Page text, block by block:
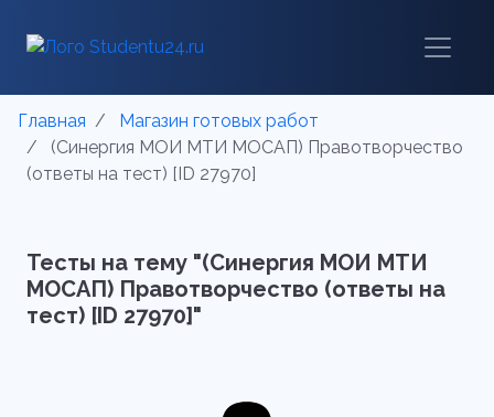
Главная
Магазин готовых работ
(Синергия МОИ МТИ МОСАП) Правотворчество
(ответы на тест) [ID 27970]
Тесты на тему "(Синергия МОИ МТИ
МОСАП) Правотворчество (ответы на
тест) [ID 27970]"